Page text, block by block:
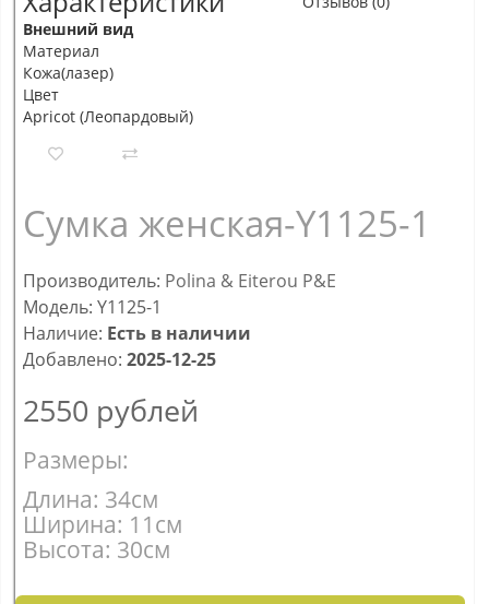
Внешний вид
Материал
Кожа(лазер)
Цвет
Apricot (Леопардовый)
Сумка женская-Y1125-1
Производитель: Polina & Eiterou P&E
Модель: Y1125-1
Наличие: Есть в наличии
Добавлено: 2025-12-25
2550 рублей
Размеры:
Длина: 34см
Ширина: 11см
Высота: 30см